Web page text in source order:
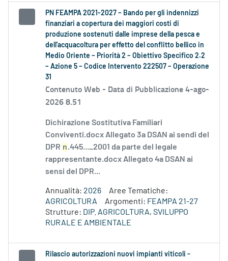
PN FEAMPA 2021-2027 – Bando per gli indennizzi
finanziari a copertura dei maggiori costi di
produzione sostenuti dalle imprese della pesca e
dell'acquacoltura per effetto del conflitto bellico in
Medio Oriente – Priorità 2 – Obiettivo Specifico 2.2
– Azione 5 – Codice Intervento 222507 – Operazione
31
Contenuto Web - Data di Pubblicazione 4-ago-
2026 8.51
Dichirazione Sostitutiva Familiari
Conviventi.docx Allegato 3a DSAN ai sendi del
DPR n.445..._2001 da parte del legale
rappresentante.docx Allegato 4a DSAN ai
sensi del DPR...
Annualità: 2026
Aree Tematiche:
AGRICOLTURA
Argomenti: FEAMPA 21-27
Strutture: DIP. AGRICOLTURA, SVILUPPO
RURALE E AMBIENTALE
Rilascio autorizzazioni nuovi impianti viticoli -